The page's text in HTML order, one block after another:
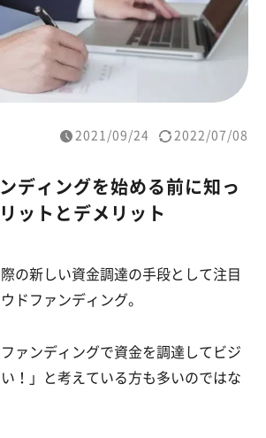
2021/09/24 2022/07/08
ディングを始める前に知っ
ットとデメリット
の新しい資金調達の手段として注目
ドファンディング。
ァンディングで資金を調達してビジ
！」と考えている方も多いのではな